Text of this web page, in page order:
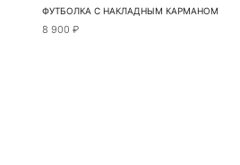
ФУТБОЛКА С НАКЛАДНЫМ КАРМАНОМ
8 900 ₽